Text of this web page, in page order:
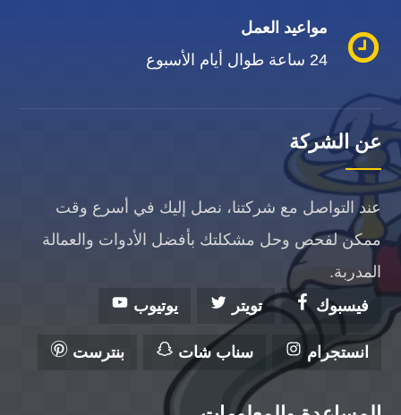
مواعيد العمل
24 ساعة طوال أيام الأسبوع
عن الشركة
عند التواصل مع شركتنا، نصل إليك في أسرع وقت
ممكن لفحص وحل مشكلتك بأفضل الأدوات والعمالة
المدربة.
فيسبوك
تويتر يوتيوب
انستجرام سناب شات بنترست